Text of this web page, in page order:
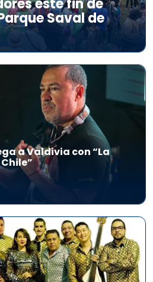
Saval de
a Valdivia con “La
Chile”